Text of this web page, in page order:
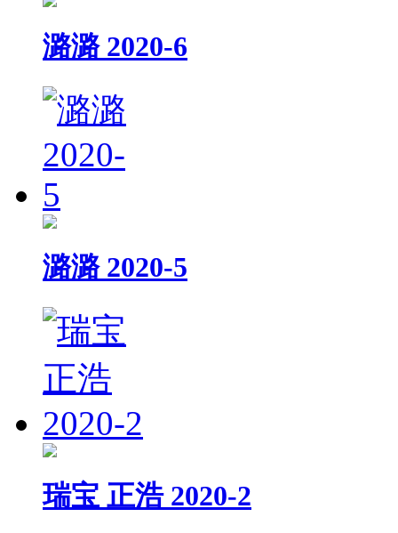
潞潞 2020-6
潞潞 2020-5
瑞宝 正浩 2020-2